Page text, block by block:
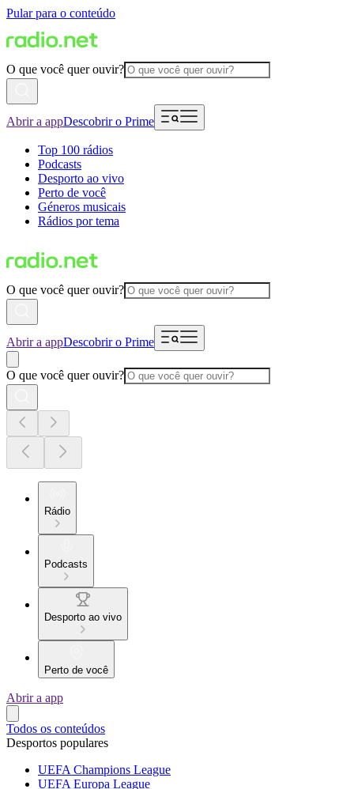
Pular para o conteúdo
O que você quer ouvir?
Abrir a appDescobrir o Prime
Top 100 rádios
Podcasts
Desporto ao vivo
Perto de você
Géneros musicais
Rádios por tema
O que você quer ouvir?
Abrir a appDescobrir o Prime
O que você quer ouvir?
Rádio
Podcasts
Desporto ao vivo
Perto de você
Abrir a app
Todos os conteúdos
Desportos populares
UEFA Champions League
UEFA Europa League